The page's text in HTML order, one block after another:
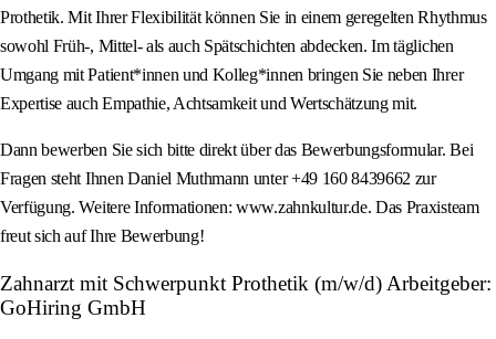
Prothetik. Mit Ihrer Flexibilität können Sie in einem geregelten Rhythmus
sowohl Früh-, Mittel- als auch Spätschichten abdecken. Im täglichen
Umgang mit Patient*innen und Kolleg*innen bringen Sie neben Ihrer
Expertise auch Empathie, Achtsamkeit und Wertschätzung mit.
Dann bewerben Sie sich bitte direkt über das Bewerbungsformular. Bei
Fragen steht Ihnen Daniel Muthmann unter +49 160 8439662 zur
Verfügung. Weitere Informationen: www.zahnkultur.de. Das Praxisteam
freut sich auf Ihre Bewerbung!
Zahnarzt mit Schwerpunkt Prothetik (m/w/d) Arbeitgeber:
GoHiring GmbH